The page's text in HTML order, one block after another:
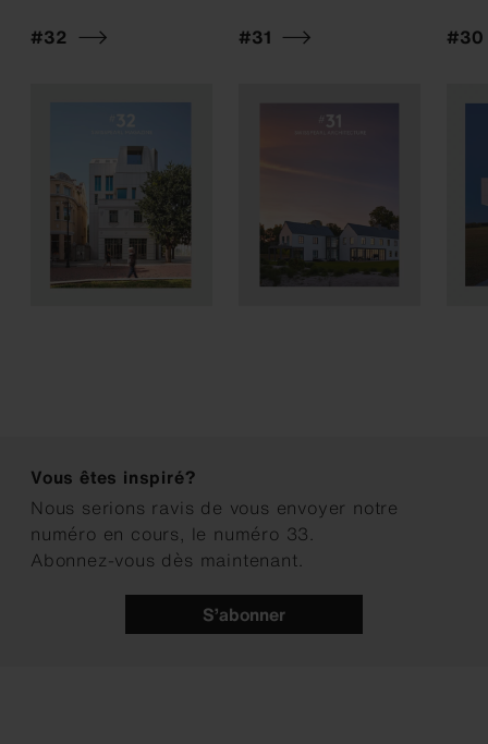
#32 #31 #30
S’abonner
Vous êtes inspiré?
Nous serions ravis de vous envoyer notre
numéro en cours, le numéro 33.
Abonnez-vous dès maintenant.